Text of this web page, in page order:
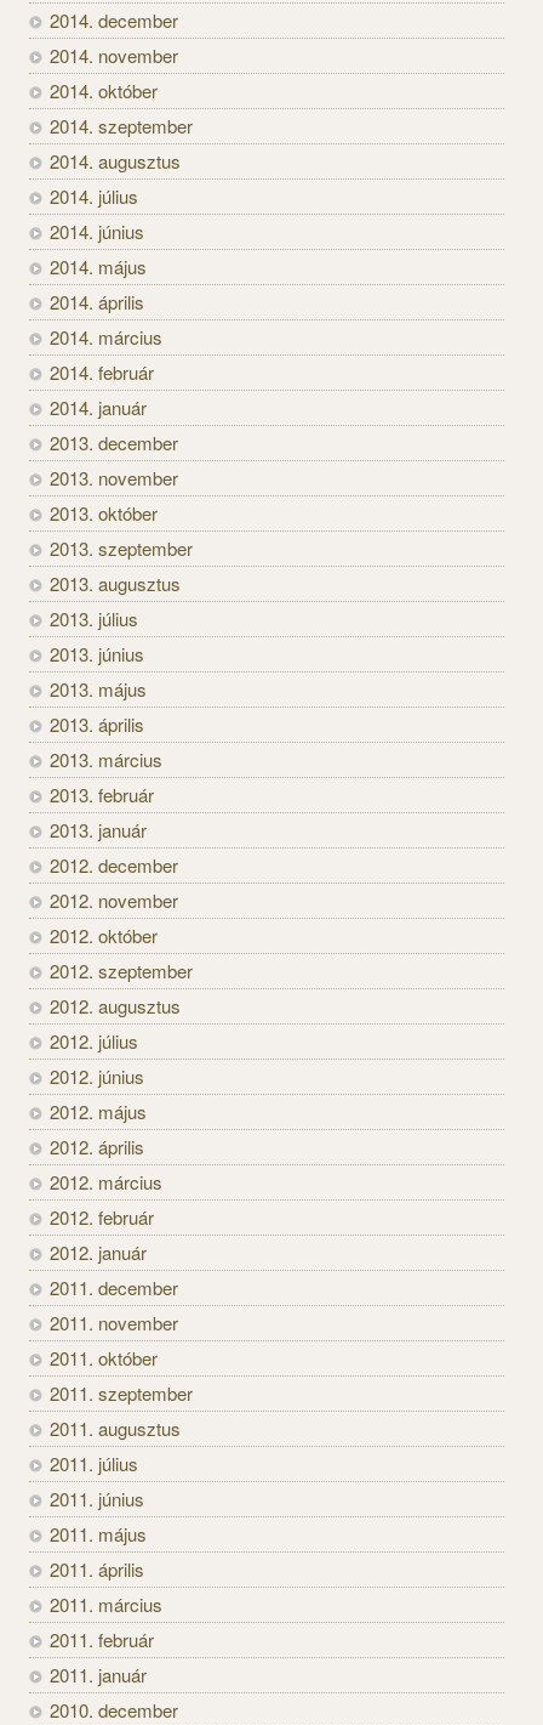
2014. december
2014. november
2014. október
2014. szeptember
2014. augusztus
2014. július
2014. június
2014. május
2014. április
2014. március
2014. február
2014. január
2013. december
2013. november
2013. október
2013. szeptember
2013. augusztus
2013. július
2013. június
2013. május
2013. április
2013. március
2013. február
2013. január
2012. december
2012. november
2012. október
2012. szeptember
2012. augusztus
2012. július
2012. június
2012. május
2012. április
2012. március
2012. február
2012. január
2011. december
2011. november
2011. október
2011. szeptember
2011. augusztus
2011. július
2011. június
2011. május
2011. április
2011. március
2011. február
2011. január
2010. december